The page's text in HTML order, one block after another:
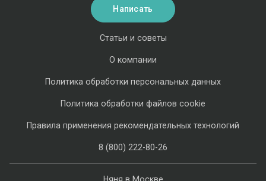
Статьи и советы
О компании
Политика обработки персональных данных
Политика обработки файлов cookie
Правила применения рекомендательных технологий
8 (800) 222-80-26
Написать